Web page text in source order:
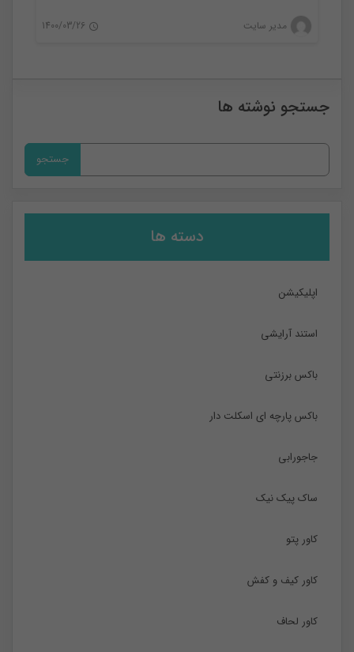
جستجو نوشته ها
برای:
دسته ها
اپلیکیشن
استند آرایشی
باکس برزنتی
باکس پارچه ای اسکلت دار
جاجورابی
ساک پیک نیک
کاور پتو
کاور کیف و کفش
کاور لحاف
مدیر سایت 1400/03/26